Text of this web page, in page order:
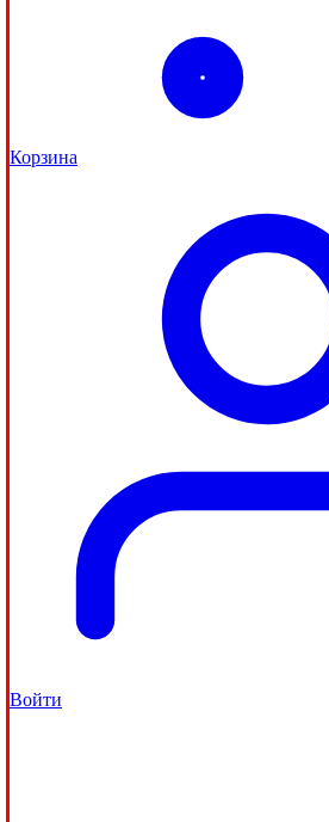
Корзина
Войти